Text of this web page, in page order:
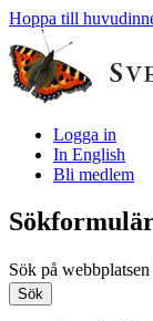
Hoppa till
Logga in
In English
Bli medlem
Sök på webbplatsen